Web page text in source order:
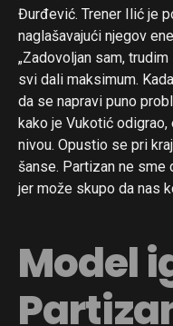
Đurđević. Trener Ilić je
naglašavajući njegov
„Zadovoljan sam,
svi dali maksimum.
da se napravi puno
kako je Vukotić
nivou. Opustio se pri
šanse. Partizan ne sme
jer može skupo da nas
Model